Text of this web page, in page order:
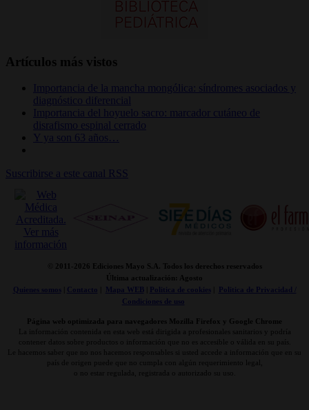
Artículos más vistos
Importancia de la mancha mongólica: síndromes asociados y
diagnóstico diferencial
Importancia del hoyuelo sacro: marcador cutáneo de
disrafismo espinal cerrado
Y ya son 63 años…
Suscribirse a este canal RSS
© 2011-2026 Ediciones Mayo S.A. Todos los derechos reservados
Última actualización: Agosto
Quienes somos| Contacto Mapa WEB Politica de cookies|
Politica de Privacidad /
Condiciones de uso
Página web optimizada para navegadores Mozilla Firefox y Google Chrome
La información contenida en esta web está dirigida a profesionales sanitarios y podría
contener datos sobre productos o información que no es accesible o válida en su país.
Le hacemos saber que no nos hacemos responsables si usted accede a información que en su
país de origen puede que no cumpla con algún requerimiento legal,
o no estar regulada, registrada o autorizado su uso.